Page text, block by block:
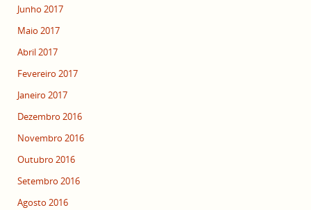
Junho 2017
Maio 2017
Abril 2017
Fevereiro 2017
Janeiro 2017
Dezembro 2016
Novembro 2016
Outubro 2016
Setembro 2016
Agosto 2016